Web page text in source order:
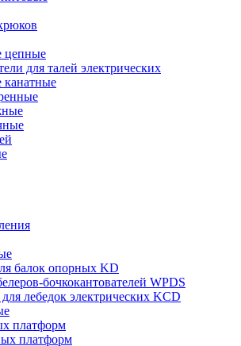
цепные
для талей электрических
канатные
балок опорных KD
бочкокантователей WPDS
лебедок электрических KCD
платформ
платформ